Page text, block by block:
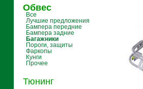
Обвес
Все
Лучшие предложения
Бампера передние
Бампера задние
Багажники
Пороги, защиты
Фаркопы
Кунги
Прочее
Тюнинг